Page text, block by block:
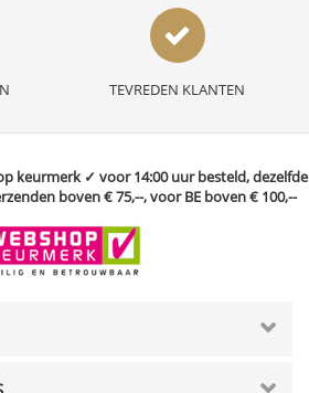
TEVREDEN KLANTEN
keurmerk ✓ voor 14:00 uur besteld, dezelfde
boven € 75,--, voor BE boven € 100,--